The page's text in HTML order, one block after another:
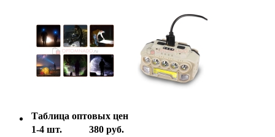
Таблица оптовых цен
1-4 шт.
380 руб.